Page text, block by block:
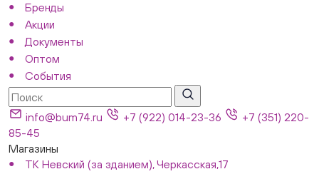
Бренды
Акции
Документы
Оптом
События
info@bum74.ru +7 (922) 014-23-36
+7 (351) 220-
85-45
Магазины
ТК Невский (за зданием), Черкасская,17